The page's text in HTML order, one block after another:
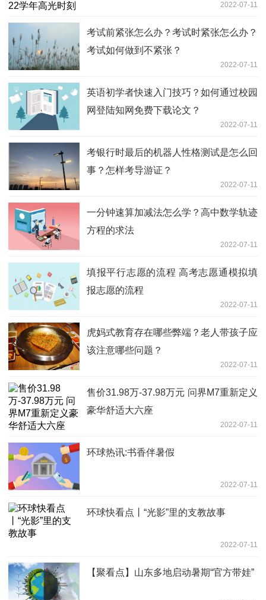
2022-07-11
考试前紧张怎么办？考试时紧张怎么办？
考试如何做到不紧张？
2022-07-11
英语初学者快速入门技巧？如何通过校园
网登陆知网免费下载论文？
2022-07-11
考银行时最后的机器人性格测试是怎么回
事？怎样考导游证？
2022-07-11
一分钟速算加减法怎么学？高中数学轨迹
方程的求法
2022-07-11
填报平行志愿的流程 高考志愿通模拟填
报志愿的流程
2022-07-11
虎妈式教育存在哪些弊端？老人带孩子应
该注意哪些问题？
2022-07-11
售价31.98万-37.98万元 问界M7重新定义
豪华舒适大六座
2022-07-11
环球热讯:书香伴暑假
2022-07-11
环球快看点丨“光影”里的支教故事
2022-07-11
【聚看点】山东多地启动暑期“官方带娃”